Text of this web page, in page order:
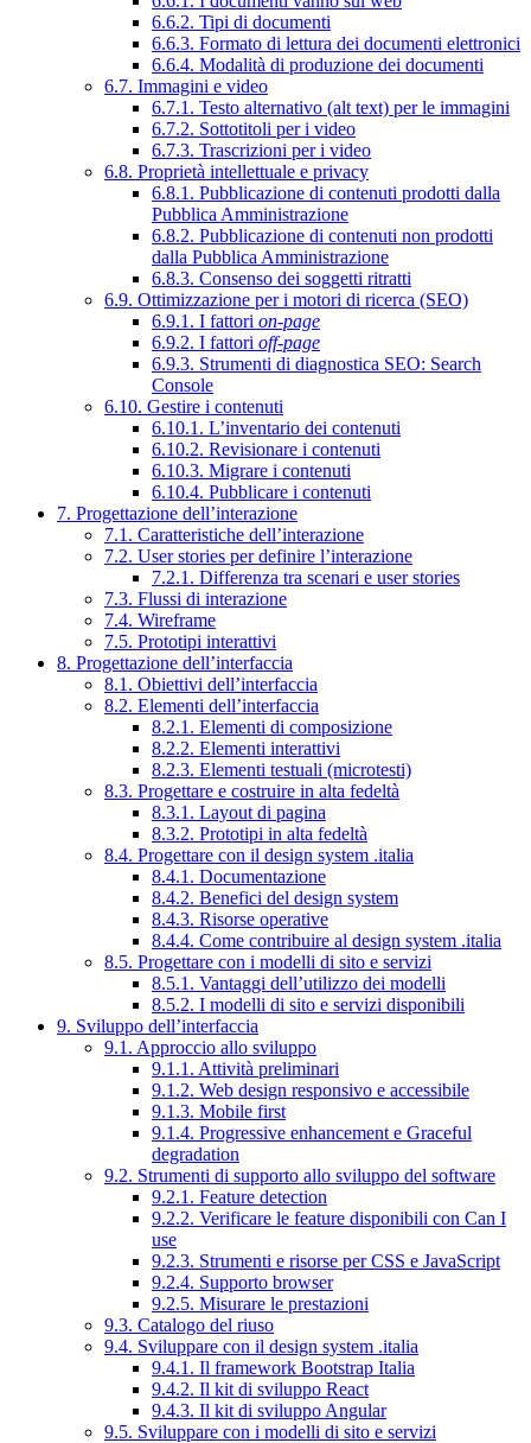
6.6.2. Tipi di documenti
6.6.3. Formato di lettura dei documenti elettronici
6.6.4. Modalità di produzione dei documenti
6.7. Immagini e video
6.7.1. Testo alternativo (alt text) per le immagini
6.7.2. Sottotitoli per i video
6.7.3. Trascrizioni per i video
6.8. Proprietà intellettuale e privacy
6.8.1. Pubblicazione di contenuti prodotti dalla
Pubblica Amministrazione
6.8.2. Pubblicazione di contenuti non prodotti
dalla Pubblica Amministrazione
6.8.3. Consenso dei soggetti ritratti
6.9. Ottimizzazione per i motori di ricerca (SEO)
6.9.1. I fattori on-page
6.9.2. I fattori off-page
6.9.3. Strumenti di diagnostica SEO: Search
Console
6.10. Gestire i contenuti
6.10.1. L’inventario dei contenuti
6.10.2. Revisionare i contenuti
6.10.3. Migrare i contenuti
6.10.4. Pubblicare i contenuti
7. Progettazione dell’interazione
7.1. Caratteristiche dell’interazione
7.2. User stories per definire l’interazione
7.2.1. Differenza tra scenari e user stories
7.3. Flussi di interazione
7.4. Wireframe
7.5. Prototipi interattivi
8. Progettazione dell’interfaccia
8.1. Obiettivi dell’interfaccia
8.2. Elementi dell’interfaccia
8.2.1. Elementi di composizione
8.2.2. Elementi interattivi
8.2.3. Elementi testuali (microtesti)
8.3. Progettare e costruire in alta fedeltà
8.3.1. Layout di pagina
8.3.2. Prototipi in alta fedeltà
8.4. Progettare con il design system .italia
8.4.1. Documentazione
8.4.2. Benefici del design system
8.4.3. Risorse operative
8.4.4. Come contribuire al design system .italia
8.5. Progettare con i modelli di sito e servizi
8.5.1. Vantaggi dell’utilizzo dei modelli
8.5.2. I modelli di sito e servizi disponibili
9. Sviluppo dell’interfaccia
9.1. Approccio allo sviluppo
9.1.1. Attività preliminari
9.1.2. Web design responsivo e accessibile
9.1.3. Mobile first
9.1.4. Progressive enhancement e Graceful
degradation
9.2. Strumenti di supporto allo sviluppo del software
9.2.1. Feature detection
9.2.2. Verificare le feature disponibili con Can I
use
9.2.3. Strumenti e risorse per CSS e JavaScript
9.2.4. Supporto browser
9.2.5. Misurare le prestazioni
9.3. Catalogo del riuso
9.4. Sviluppare con il design system .italia
9.4.1. Il framework Bootstrap Italia
9.4.2. Il kit di sviluppo React
9.4.3. Il kit di sviluppo Angular
9.5. Sviluppare con i modelli di sito e servizi